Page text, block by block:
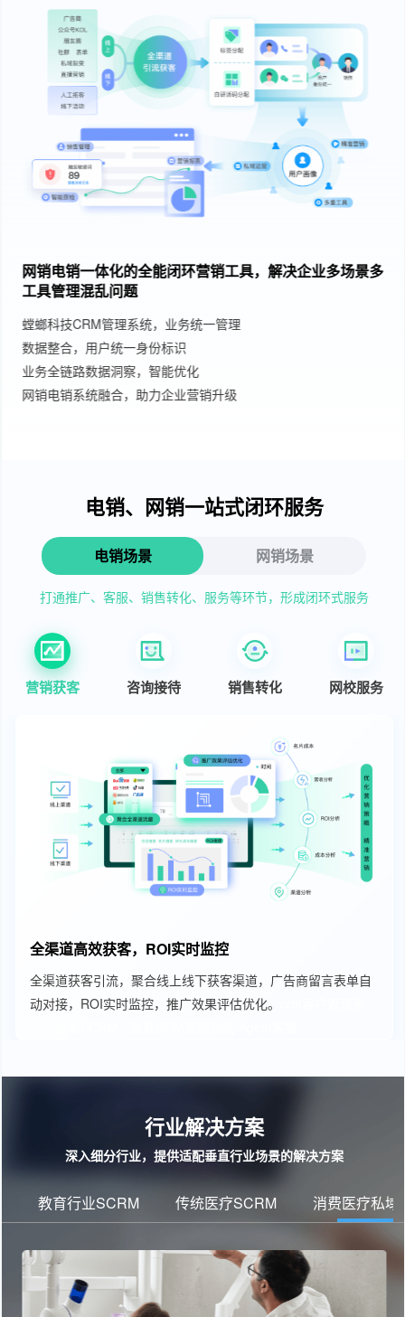
网销电销一体化的全能闭环营销工具，解决企业多场景多
工具管理混乱问题
螳螂科技CRM管理系统，业务统一管理
数据整合，用户统一身份标识
业务全链路数据洞察，智能优化
网销电销系统融合，助力企业营销升级
电销、网销一站式闭环服务
电销场景 网销场景
打通推广、客服、销售转化、服务等环节，形成闭环式服务
营销获客 咨询接待 销售转化 网校服务
全渠道高效获客，ROI实时监控
全渠道获客引流，聚合线上线下获客渠道，广告商留言表单自
动对接，ROI实时监控，推广效果评估优化。
行业解决方案
深入细分行业，提供适配垂直行业场景的解决方案
教育行业SCRM 传统医疗SCRM 消费医疗私域